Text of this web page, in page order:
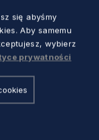
wytyczne
zmieni?
się abyśmy
Aby samemu
wybierz
prywatności